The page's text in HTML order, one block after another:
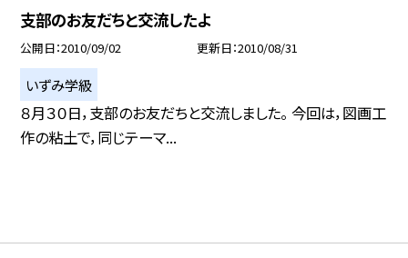
支部のお友だちと交流したよ
公開日 2010/09/02 更新日 2010/08/31
いずみ学級
８月３０日，支部のお友だちと交流しました。 今回は，図画工
作の粘土で，同じテーマ...